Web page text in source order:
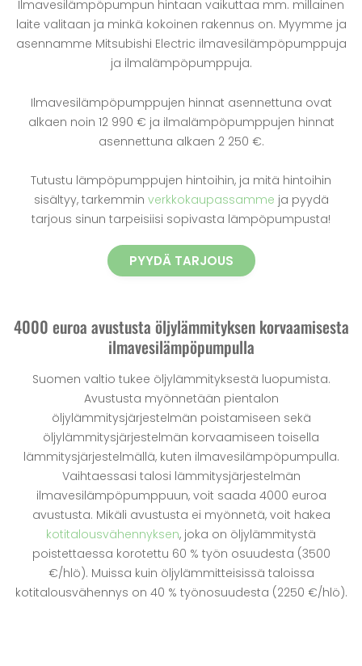
Ilmavesilämpöpumpun hintaan vaikuttaa mm. millainen
laite valitaan ja minkä kokoinen rakennus on. Myymme ja
asennamme Mitsubishi Electric ilmavesilämpöpumppuja
ja ilmalämpöpumppuja.
Ilmavesilämpöpumppujen hinnat asennettuna ovat
alkaen noin 12 990 € ja ilmalämpöpumppujen hinnat
asennettuna alkaen 2 250 €.
Tutustu lämpöpumppujen hintoihin, ja mitä hintoihin
sisältyy, tarkemmin verkkokaupassamme ja pyydä
tarjous sinun tarpeisiisi sopivasta lämpöpumpusta!
PYYDÄ TARJOUS
4000 euroa avustusta öljylämmityksen korvaamisesta
ilmavesilämpöpumpulla
Suomen valtio tukee öljylämmityksestä luopumista.
Avustusta myönnetään pientalon
öljylämmitysjärjestelmän poistamiseen sekä
öljylämmitysjärjestelmän korvaamiseen toisella
lämmitysjärjestelmällä, kuten ilmavesilämpöpumpulla.
Vaihtaessasi talosi lämmitysjärjestelmän
ilmavesilämpöpumppuun, voit saada 4000 euroa
avustusta. Mikäli avustusta ei myönnetä, voit hakea
kotitalousvähennyksen, joka on öljylämmitystä
poistettaessa korotettu 60 % työn osuudesta (3500
€/hlö). Muissa kuin öljylämmitteisissä taloissa
kotitalousvähennys on 40 % työnosuudesta (2250 €/hlö).